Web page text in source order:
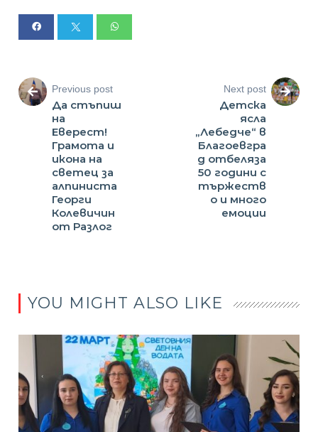
Previous post
Да стъпиш
на
Еверест!
Грамота и
икона на
светец за
алпиниста
Георги
Колевичин
от Разлог
Next post
Детска
ясла
„Лебедче“ в
Благоевгра
д отбеляза
50 години с
тържеств
о и много
емоции
YOU MIGHT ALSO LIKE